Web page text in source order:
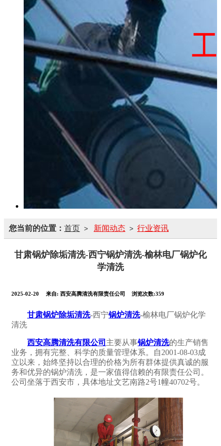
您当前的位置： 首页 > 新闻动态 > 行业资讯
甘肃锅炉除垢清洗-西宁锅炉清洗-榆林电厂锅炉化
学清洗
2025-02-20 来自: 西安高腾清洗有限责任公司 浏览次数:359
甘肃锅炉除垢清洗-西宁锅炉清洗-榆林电厂锅炉化学
清洗
西安高腾清洗有限公司 主要从事锅炉清洗的生产销售
业务，拥有完整、科学的质量管理体系。自2001-08-03成
立以来，始终坚持以合理的价格为所有群体提供真诚的服
务和优异的锅炉清洗，是一家值得信赖的有限责任公司。
公司坐落于西安市，具体地址文艺南路2号1幢40702号。